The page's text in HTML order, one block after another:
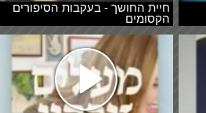
חיית החושך - בעקבות הסיפורים
הקסומים